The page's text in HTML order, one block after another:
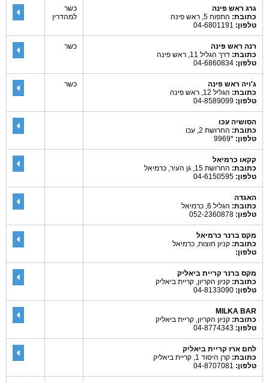
גרג ראש פינה
כתובת: התפוח 5, ראש פינה
טלפון:
כשר
למהדרין
רנה ראש פינה
כתובת: דרך הגליל 11, ראש פינה
טלפון:
כשר
ג'ויה ראש פינה
כתובת: הגליל 12, ראש פינה
טלפון:
כשר
הסושיה עכו
כתובת: החרושת 2, עכו
טלפון: *9969
קקאו כרמיאל
כתובת: החרושת 15, גן העיר, כרמיאל
טלפון:
האגדה
כתובת: הגליל 6, כרמיאל
טלפון:
מקס ברנר כרמיאל
כתובת: קניון חוצות, כרמיאל
טלפון:
מקס ברנר קריית ביאליק
כתובת: קניון הקריון, קריית ביאליק
טלפון:
MILKA BAR
כתובת: קניון הקריון, קריית ביאליק
טלפון:
לחם ארז קריית ביאליק
כתובת: קרן היסוד 1, קריית ביאליק
טלפון: